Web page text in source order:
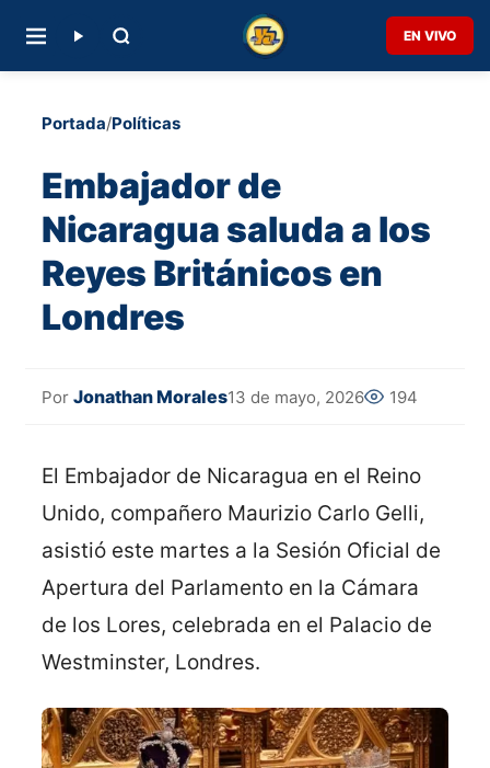
EN VIVO
Portada/Políticas
Embajador de
Nicaragua saluda a los
Reyes Británicos en
Londres
Por Jonathan Morales13 de mayo, 2026 194
El Embajador de Nicaragua en el Reino
Unido, compañero Maurizio Carlo Gelli,
asistió este martes a la Sesión Oficial de
Apertura del Parlamento en la Cámara
de los Lores, celebrada en el Palacio de
Westminster, Londres.